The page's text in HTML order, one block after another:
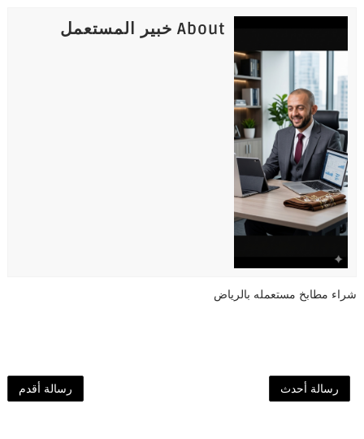
About خبير المستعمل
شراء مطابخ مستعمله بالرياض
رسالة أحدث رسالة أقدم